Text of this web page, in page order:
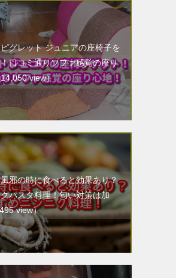
グレット ジュニアの座椅子を
口コミ通りソファ感覚の座り
view）
邪の時に食べると効果あり？
パスタ料理！匂い対策は加
view）